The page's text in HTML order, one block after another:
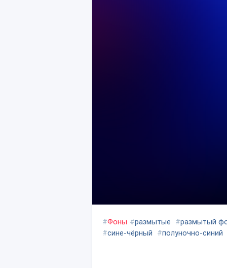
#Фоны #размытые #размытый
#сине-чёрный #полуночно-синий